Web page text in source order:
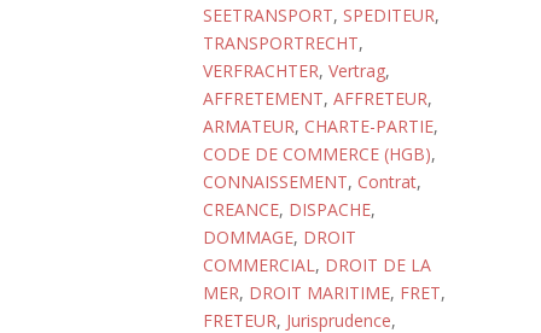
SEETRANSPORT, SPEDITEUR,
TRANSPORTRECHT,
VERFRACHTER, Vertrag,
AFFRETEMENT, AFFRETEUR,
ARMATEUR, CHARTE-PARTIE,
CODE DE COMMERCE (HGB),
CONNAISSEMENT, Contrat,
CREANCE, DISPACHE,
DOMMAGE, DROIT
COMMERCIAL, DROIT DE LA
MER, DROIT MARITIME, FRET,
FRETEUR, Jurisprudence,